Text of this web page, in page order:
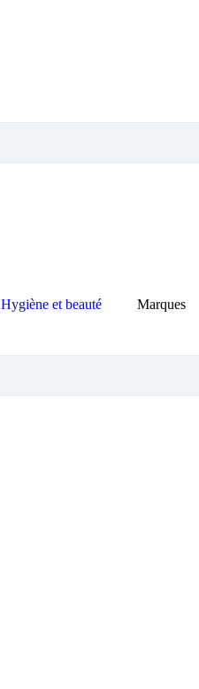
Hygiène et beauté Marques